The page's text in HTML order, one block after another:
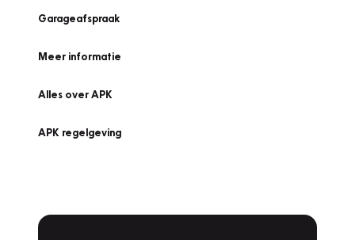
Garageafspraak
Meer informatie
Alles over APK
APK regelgeving